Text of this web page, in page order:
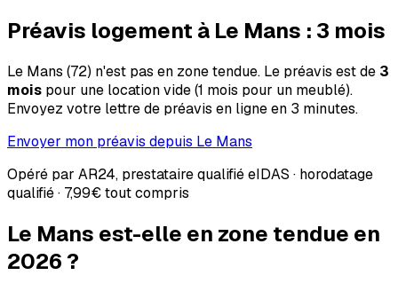
Préavis logement à Le Mans : 3 mois
Le Mans (72) n'est pas en zone tendue. Le préavis est de 3
mois pour une location vide (1 mois pour un meublé).
Envoyez votre lettre de préavis en ligne en 3 minutes.
Envoyer mon préavis depuis Le Mans
Opéré par AR24, prestataire qualifié eIDAS · horodatage
qualifié · 7,99€tout compris
Le Mans est-elle en zone tendue en
2026 ?